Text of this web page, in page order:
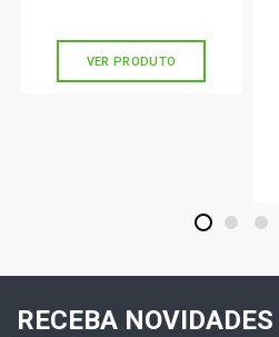
VER PRODUTO
1 2 3
RECEBA NOVIDADES